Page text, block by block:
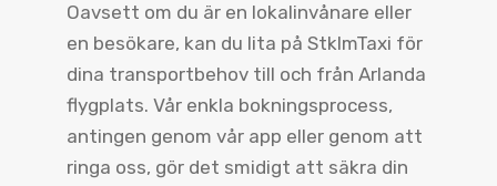
Oavsett om du är en lokalinvånare eller
en besökare, kan du lita på StklmTaxi för
dina transportbehov till och från Arlanda
flygplats. Vår enkla bokningsprocess,
antingen genom vår app eller genom att
ringa oss, gör det smidigt att säkra din